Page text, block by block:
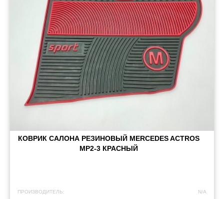
КОВРИК САЛОНА РЕЗИНОВЫЙ MERCEDES ACTROS
MP2-3 КРАСНЫЙ
ПРОИЗВОДИТЕЛЬ: N/A